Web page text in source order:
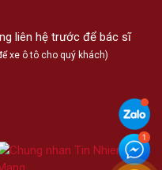
liên hệ trước để bác sĩ
xe ô tô cho quý khách)